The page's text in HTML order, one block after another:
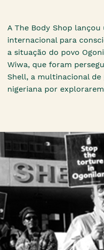
A The Body Shop
internacional para
a situação do povo
Wiwa, que foram
Shell, a multinacional
nigeriana por